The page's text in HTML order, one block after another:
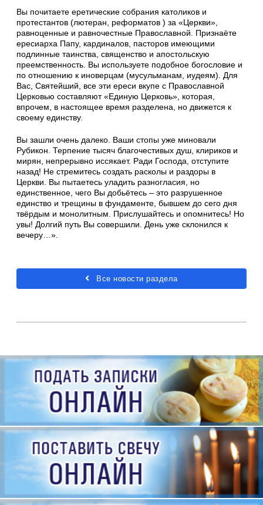
Вы почитаете еретические собрания католиков и
протестантов (лютеран, реформатов ) за «Церкви»,
равноценные и равночестные Православной. Признаёте
ересиарха Папу, кардиналов, пасторов имеющими
подлинные таинства, священство и апостольскую
преемственность. Вы используете подобное богословие и
по отношению к иноверцам (мусульманам, иудеям). Для
Вас, Святейший, все эти ереси вкупе с Православной
Церковью составляют «Единую Церковь», которая,
впрочем, в настоящее время разделена, но движется к
своему единству.
Вы зашли очень далеко. Ваши стопы уже миновали
Рубикон. Терпение тысяч благочестивых душ, клириков и
мирян, непрерывно иссякает. Ради Господа, отступите
назад! Не стремитесь создать расколы и раздоры в
Церкви. Вы пытаетесь уладить разногласия, но
единственное, чего Вы добьётесь – это разрушенное
единство и трещины в фундаменте, бывшем до сего дня
твёрдым и монолитным. Прислушайтесь и опомнитесь! Но
увы! Долгий путь Вы совершили. День уже склонился к
вечеру…».
Все новости раздела